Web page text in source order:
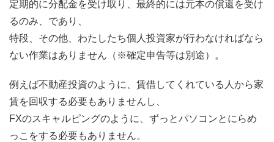
定期的に分配金を受け取り、最終的には元本の償還を受け
るのみ、であり、
特段、その他、わたしたち個人投資家が行わなければなら
ない作業はありません（※確定申告等は別途）。
例えば不動産投資のように、賃借してくれている人から家
賃を回収する必要もありませんし、
FXのスキャルピングのように、ずっとパソコンとにらめ
っこをする必要もありません。